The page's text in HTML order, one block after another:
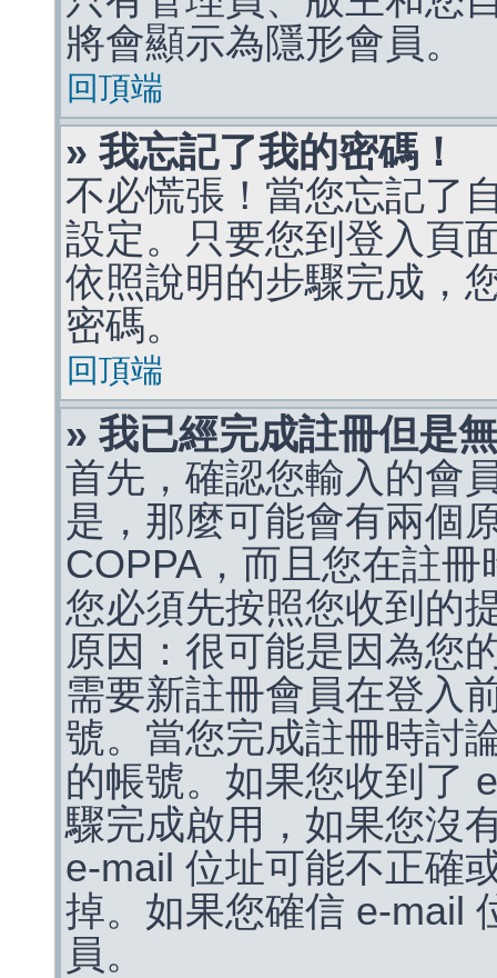
將會顯示為隱形會員。
回頂端
» 我忘記了我的密碼！
不必慌張！當您忘記了
設定。只要您到登入頁
依照說明的步驟完成，
密碼。
回頂端
» 我已經完成註冊但是
首先，確認您輸入的會
是，那麼可能會有兩個
COPPA，而且您在註
您必須先按照您收到的
原因：很可能是因為您
需要新註冊會員在登入
號。當您完成註冊時討
的帳號。如果您收到了
驟完成啟用，如果您沒
e-mail 位址可能不正確
掉。如果您確信 e-mail
員。